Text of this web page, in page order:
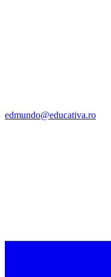
edmundo@educativa.ro